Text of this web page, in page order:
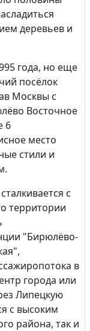
деревьев и
года, но еще
посёлок
Москвы с
Восточное
6
место
стили и
с
территории
"Бирюлёво-
в
города или
Липецкую
с высоким
района, так и